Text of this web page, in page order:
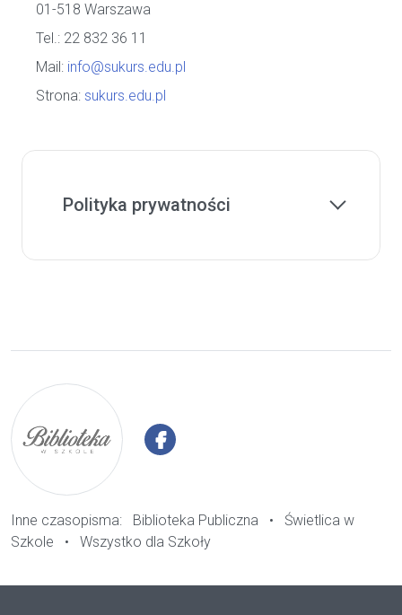
01-518 Warszawa
Tel.: 22 832 36 11
Mail: info@sukurs.edu.pl
Strona: sukurs.edu.pl
Polityka prywatności
Inne czasopisma: Biblioteka Publiczna •
Świetlica w
Szkole
• Wszystko dla Szkoły